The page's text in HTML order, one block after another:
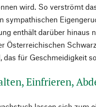
wird. So verströmt
sympathischen
enthält darüber hinaus
Österreichischen
das für Geschmeidigkeit
Einfrieren,